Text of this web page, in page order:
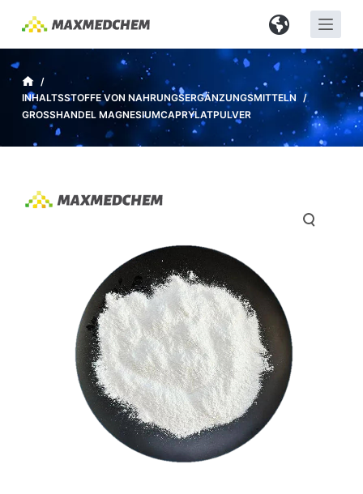
m
n
a
/
INHALTSSTOFFE VON NAHRUNGSERGÄNZUNGSMITTELN /
GROSSHANDEL MAGNESIUMCAPRYLATPULVER